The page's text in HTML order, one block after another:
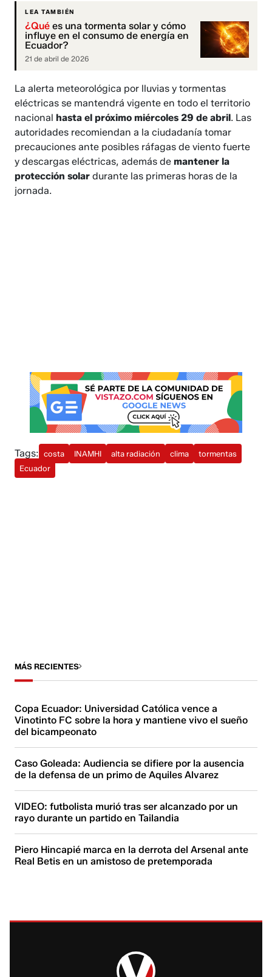
LEA TAMBIÉN
¿Qué es una tormenta solar y cómo
influye en el consumo de energía en
Ecuador?
21 de abril de 2026
La alerta meteorológica por lluvias y tormentas
eléctricas se mantendrá vigente en todo el territorio
nacional hasta el próximo miércoles 29 de abril. Las
autoridades recomiendan a la ciudadanía tomar
precauciones ante posibles ráfagas de viento fuerte
y descargas eléctricas, además de mantener la
protección solar durante las primeras horas de la
jornada.
Tags: costa INAMHI alta radiación clima
tormentas
Ecuador
MÁS RECIENTES
Copa Ecuador: Universidad Católica vence a
Vinotinto FC sobre la hora y mantiene vivo el sueño
del bicampeonato
Caso Goleada: Audiencia se difiere por la ausencia
de la defensa de un primo de Aquiles Alvarez
VIDEO: futbolista murió tras ser alcanzado por un
rayo durante un partido en Tailandia
Piero Hincapié marca en la derrota del Arsenal ante
Real Betis en un amistoso de pretemporada